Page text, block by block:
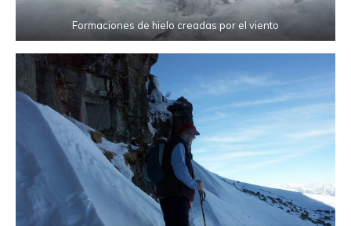
Formaciones de hielo creadas por el viento